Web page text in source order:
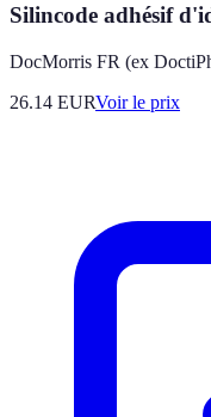
Silincode adhésif
DocMorris FR (ex
26.14 EURVoir le prix